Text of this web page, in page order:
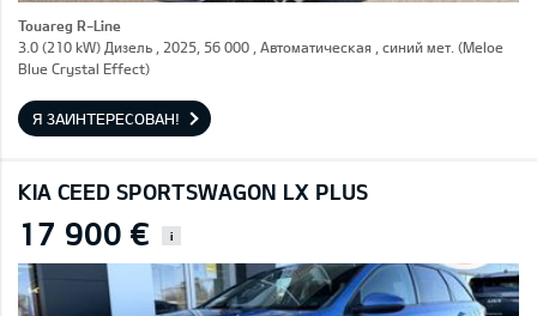
Touareg R-Line
3.0 (210 kW) Дизель , 2025, 56 000 , Автоматическая , синий мет. (Meloe
Blue Crystal Effect)
Я ЗАИНТЕРЕСОВАН!
KIA CEED SPORTSWAGON LX PLUS
17 900 € i